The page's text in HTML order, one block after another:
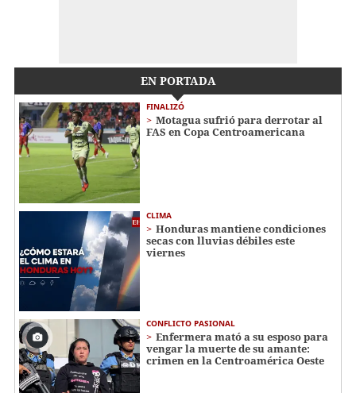
EN PORTADA
FINALIZÓ
Motagua sufrió para derrotar al
FAS en Copa Centroamericana
CLIMA
Honduras mantiene condiciones
secas con lluvias débiles este
viernes
CONFLICTO PASIONAL
Enfermera mató a su esposo para
vengar la muerte de su amante:
crimen en la Centroamérica Oeste